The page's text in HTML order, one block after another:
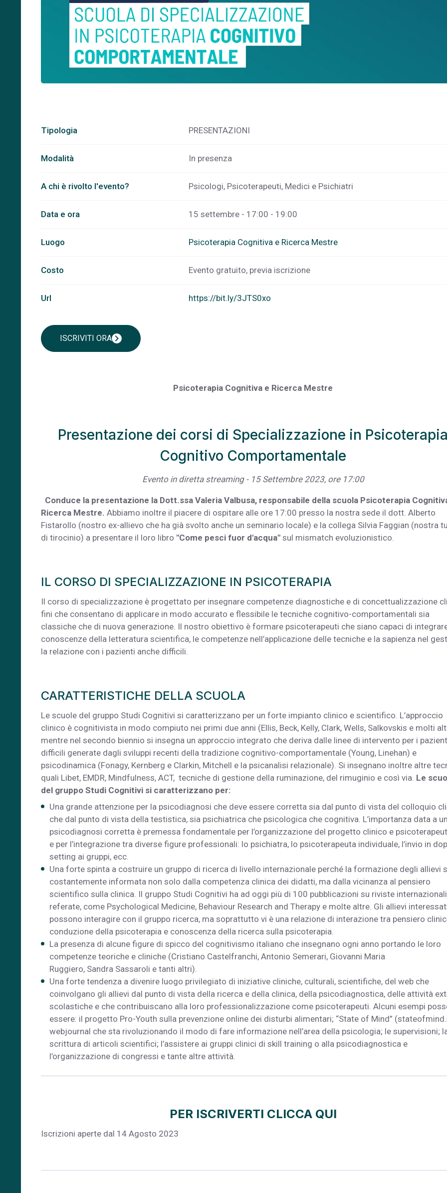
Tipologia PRESENTAZIONI
Modalità In presenza
A chi è rivolto l'evento? Psicologi, Psicoterapeuti, Medici e Psichiatri
Data e ora 15 settembre - 17:00 - 19:00
Luogo Psicoterapia Cognitiva e Ricerca Mestre
Costo Evento gratuito, previa iscrizione
Url https://bit.ly/3JTS0xo
ISCRIVITI ORAchevron_right
Psicoterapia Cognitiva e Ricerca Mestre
Presentazione dei corsi di Specializzazione in Psicoterapia
Cognitivo Comportamentale
Evento in diretta streaming - 15 Settembre 2023, ore 17:00
Conduce la presentazione la Dott.ssa Valeria Valbusa, responsabile della scuola Psicoterapia
Ricerca Mestre. Abbiamo inoltre il piacere di ospitare alle ore 17:00 presso la nostra sede il dott. Alberto
Fistarollo (nostro ex-allievo che ha già svolto anche un seminario locale) e la collega Silvia Faggian (nostra
di tirocinio) a presentare il loro libro "Come pesci fuor d'acqua" sul mismatch evoluzionistico.
IL CORSO DI SPECIALIZZAZIONE IN PSICOTERAPIA
Il corso di specializzazione è progettato per insegnare competenze diagnostiche e di concettualizzazione
fini che consentano di applicare in modo accurato e flessibile le tecniche cognitivo-comportamentali sia
classiche che di nuova generazione. Il nostro obiettivo è formare psicoterapeuti che siano capaci di
conoscenze della letteratura scientifica, le competenze nell’applicazione delle tecniche e la sapienza nel
la relazione con i pazienti anche difficili.
CARATTERISTICHE DELLA SCUOLA
Le scuole del gruppo Studi Cognitivi si caratterizzano per un forte impianto clinico e scientifico. L’approccio
clinico è cognitivista in modo compiuto nei primi due anni (Ellis, Beck, Kelly, Clark, Wells, Salkovskis e molti
mentre nel secondo biennio si insegna un approccio integrato che deriva dalle linee di intervento per i
difficili generate dagli sviluppi recenti della tradizione cognitivo-comportamentale (Young, Linehan) e
psicodinamica (Fonagy, Kernberg e Clarkin, Mitchell e la psicanalisi relazionale). Si insegnano inoltre altre
quali Libet, EMDR, Mindfulness, ACT, tecniche di gestione della ruminazione, del rimuginio e così via. Le
del gruppo Studi Cognitivi si caratterizzano per:
Una grande attenzione per la psicodiagnosi che deve essere corretta sia dal punto di vista del colloquio
che dal punto di vista della testistica, sia psichiatrica che psicologica che cognitiva. L’importanza data a
psicodiagnosi corretta è premessa fondamentale per l’organizzazione del progetto clinico e
e per l’integrazione tra diverse figure professionali: lo psichiatra, lo psicoterapeuta individuale, l’invio in
setting ai gruppi, ecc.
Una forte spinta a costruire un gruppo di ricerca di livello internazionale perché la formazione degli allievi
costantemente informata non solo dalla competenza clinica dei didatti, ma dalla vicinanza al pensiero
scientifico sulla clinica. Il gruppo Studi Cognitivi ha ad oggi più di 100 pubblicazioni su riviste internazionali
referate, come Psychological Medicine, Behaviour Research and Therapy e molte altre. Gli allievi
possono interagire con il gruppo ricerca, ma soprattutto vi è una relazione di interazione tra pensiero
conduzione della psicoterapia e conoscenza della ricerca sulla psicoterapia.
La presenza di alcune figure di spicco del cognitivismo italiano che insegnano ogni anno portando le loro
competenze teoriche e cliniche (Cristiano Castelfranchi, Antonio Semerari, Giovanni Maria
Ruggiero, Sandra Sassaroli e tanti altri).
Una forte tendenza a divenire luogo privilegiato di iniziative cliniche, culturali, scientifiche, del web che
coinvolgano gli allievi dal punto di vista della ricerca e della clinica, della psicodiagnostica, delle attività
scolastiche e che contribuiscano alla loro professionalizzazione come psicoterapeuti. Alcuni esempi
essere: il progetto Pro-Youth sulla prevenzione online dei disturbi alimentari; “State of Mind”
webjournal che sta rivoluzionando il modo di fare informazione nell’area della psicologia; le supervisioni;
scrittura di articoli scientifici; l’assistere ai gruppi clinici di skill training o alla psicodiagnostica e
l’organizzazione di congressi e tante altre attività.
PER ISCRIVERTI CLICCA QUI
Iscrizioni aperte dal 14 Agosto 2023